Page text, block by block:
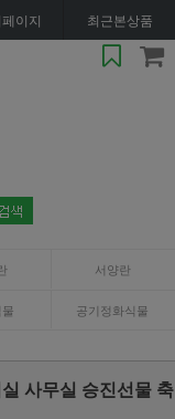
이지 최근본상품
서양란
공기정화식물
사무실 승진선물 축